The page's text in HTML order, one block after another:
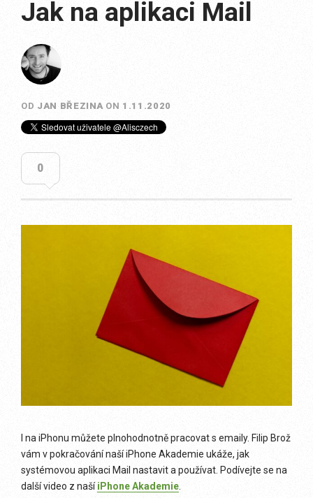
Jak na aplikaci Mail
OD JAN BŘEZINA ON 1.11.2020
0
I na iPhonu můžete plnohodnotně pracovat s emaily. Filip Brož
vám v pokračování naší iPhone Akademie ukáže, jak
systémovou aplikaci Mail nastavit a používat. Podívejte se na
další video z našíiPhone Akademie